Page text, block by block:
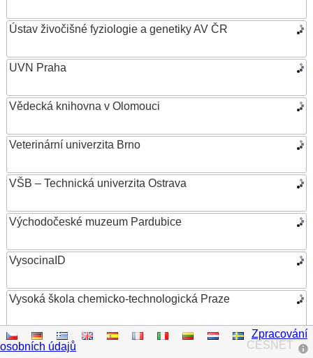
Ústav živočišné fyziologie a genetiky AV ČR
UVN Praha
Vědecká knihovna v Olomouci
Veterinární univerzita Brno
VŠB – Technická univerzita Ostrava
Východočeské muzeum Pardubice
VysocinaID
Vysoká škola chemicko-technologická Praze
Vysoká škola ekonomická v Praze
CESNET
Zpracování
osobních údajů